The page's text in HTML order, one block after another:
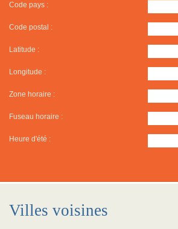
Code pays :
Code postal :
Latitude :
Longitude :
Zone horaire :
Fuseau horaire :
Heure d'été :
Villes voisines